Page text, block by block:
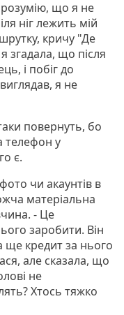
розумію, що я не
ніг лежить мій
кричу "Де
згадала, що після
і побіг до
я не
повернуть, бо
телефон у
є.
чи акаунтів в
матеріальна
- Це
заробити. Він
ще кредит за нього
але сказала, що
не
Хтось тяжко